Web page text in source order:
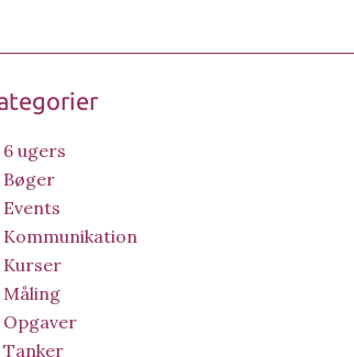
6 ugers
Bøger
Events
Kommunikation
Kurser
Måling
Opgaver
Tanker